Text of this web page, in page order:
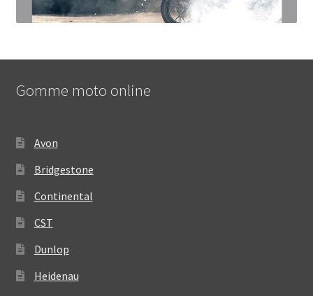
Gomme moto online
Avon
Bridgestone
Continental
CST
Dunlop
Heidenau